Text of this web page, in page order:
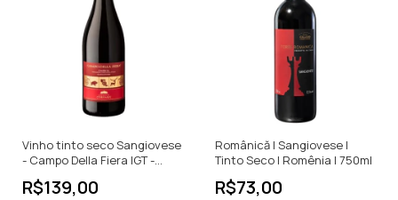
Vinho tinto seco Sangiovese
- Campo Della Fiera IGT -
750ml
R$139,00
Românică | Sangiovese |
Tinto Seco | Romênia | 750ml
R$73,00